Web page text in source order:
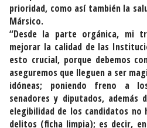
prioridad, como así también la
Mársico.
“Desde la parte orgánica, mi
mejorar la calidad de las
esto crucial, porque debemos
aseguremos que lleguen a ser
idóneas; poniendo freno a
senadores y diputados, además
elegibilidad de los candidatos no
delitos (ficha limpia); es decir,